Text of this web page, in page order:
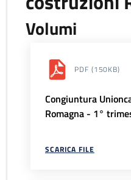
Volumi
PDF (150KB)
Congiuntura
Romagna - 1°
SCARICA FILE